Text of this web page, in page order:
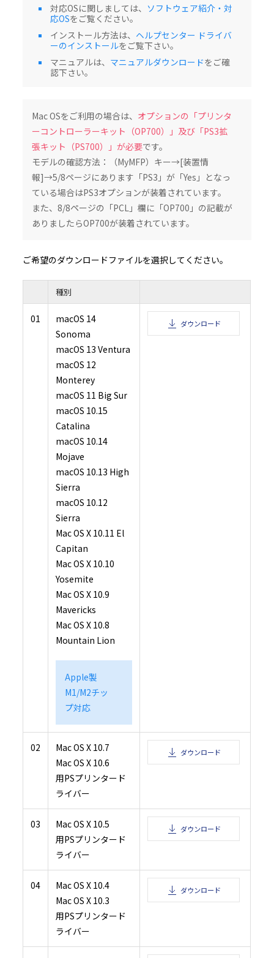
証、責任の制限等を含む本契約書の条項に同意したものとします。本契約書の条項に
場合は、本ソフトウェアをダウンロード、インストール及び使用することはできませ
２．知的財産権及び所有権
2.1 本ソフトウェアは著作物として各国の国内法及び複数の国際条約によって保護さ
2.2 本ソフトウェアに関する著作権その他関連する知的財産権及び所有権の一切は、
村田機械のライセンサーに帰属するものとします。
３．ライセンス許諾
本契約書の全条項に従い、村田機械は、対応する村田機械の、又は村田機械が承認し
び通信機器の機能を少なくとも一つを備えた機器（以下、「本製品」という）を、本
4.1 お客様は、本契約書の条項に従って本ソフトウェアを使用するものとします。
4.2 お客様は、インストールガイド、製品マニュアル、「ReadMe」ファイル等の補
された、又は別の方法で伝えられた、技術説明、制限事項、注意点に従って本ソフト
するものとします。お客様は、本ソフトウェアを本製品以外の備品・機器と共に使用
品内に保存されたデータのバックアップを作成する等、データの管理保全のために必
4.3 お客様は、お客様の所属する企業又は団体のために本ソフトウェアをインストー
その所属する企業又は団体内の全ユーザー（本ソフトウェア及び本製品の全ユーザー
本契約書の内容を伝達しなければなりません。
4.4 お客様は、村田機械又は村田機械のライセンサーが、事前に通知すること無く本
をいつでもアップデート又は変更することが可能である旨を承認したものとします。
５．禁止事項
5.1 お客様は、本ソフトウェアを複製、翻訳、改変、翻案、修正、リバースエンジニ
コンパイル又は逆アセンブルしてはなりません。
5.2 お客様は、いかなる第三者に対しても、記録媒体、通信回線、又はその他の方法
６．保証及び責任の制限
保証するものではなく、村田機械は、本ソフトウェアの機能、性能及び品質がお客様
適合することを、明示たると黙示たるとを問わず、何らの保証も致しません。
6.2 本ソフトウェアは、お客様に事前に通知することなく、村田機械又は村田機械の
によりアップデート又は変更されることがありますが、その場合でも、前項同様、お
の機能、性能及び品質がお客様の特定目的に適合することを、明示たると黙示たると
らの保証も致しません。なお、アップデート又は変更に関する情報提供につきまして
性、提供時期、提供方法等すべて村田機械の裁量により決定させていただきます。
6.3 お客様が、本ソフトウェアの誤りを発見し、村田機械に対して、当該欠陥につき
施すよう努力するものとします。
顧客に何らかの損害（直接的損害、結果的損害、付随的損害、逸失利益、営業利益の
たデータ等の損失、その他の損失等を含みますが、これらに限定されるものではあり
じた場合でも、一切その責任を負いません。但し、当該損害が村田機械若しくは村田
ンサーの故意又は重大な過失により生じた場合は、この限りではありません。
6.5 村田機械及び村田機械のライセンサーは、本ソフトウェアに関し、第三者の特許
の他の知的財産権に対する侵害がないことを保証するものではなく、お客様が本ソフ
し、第三者から知的財産権侵害の主張（警告、訴訟提起を含む）を受けた場合におい
客様に提供した時点（村田機械がお客様に本ソフトウェアを含む記録媒体を譲渡した
場合は、この限りではありません。
6.6 6.4項但書、6.5項但書又は法令により村田機械及び村田機械のライセンサーが損
負う場合においても、社会通念上、当該種類の債務不履行、不法行為等から直接かつ
通常発生するものと考えられる損害（いわゆる通常損害）を超える損害については責
７．契約期間
7.1 お客様が、本ソフトウェアをダウンロード、インストール又は使用するという形
7.2 お客様は、本ソフトウェアをアンインストールし、保有するすべての複製を破棄
7.3 村田機械は、お客様が本契約書の条項に違反した場合、何らの催告を要せず、い
トールしなければなりません。
８．準拠法
お客様は、契約の締結の有無に関するすべての紛争も含め、本契約、及び本契約に起
くは関連するいかなる紛争も、日本法に準拠し、日本法に従って解釈されること、ま
び本契約に起因・関連するいかなる紛争も、大阪地方裁判所の専属的管轄権に服する
るものとします。
９．輸出規制
本ソフトウェアは、日本国及び米国の輸出規制法の対象となります。お客様は、本ソ
１０．米国政府機関のエンドユーザーへの注意
本ソフトウェアは48 CFR 2.101（2007年10月）において定義される「商用品目」で、48
ーソフトウェア文書類」からなるものです。48 CFR 12.212 （2007年10月）及び48
ら227.7202-4（2007年1月）までに従い、すべての米国政府機関のエンドユーザーが、
トウェアの使用は、本ソフトウェアが「商用コンピューターソフトウェア」及び「商
に関する承諾を構成するものとみなされます。
１１．本契約書の変更
11.1 村田機械は以下の場合に、村田機械の裁量により、本契約書を変更することがで
（１）本契約書の変更が、お客様の一般の利益に適合するとき。
（２）本契約書の変更が、契約をした目的に反せず、かつ、変更の必要性、変更後の
11.2 村田機械は前項による本契約書の変更にあたり、変更後の本契約書の効力発生
までに、本契約書を変更する旨及び変更後の本契約書の内容とその効力発生日を当社
１２．分離可能性
本契約書の一部が、司法上又は行政上の決定により、無効、違法又は法的強制力がな
合は、かかる部分は削除されるものとし、本契約書における他のいかなる条項ならび
性及び法的強制力にも一切影響を与えるものではありません。
対応OSに関しましては、 ソフトウェア紹介・対
応OSをご覧ください。
インストール方法は、 ヘルプセンター ドライバ
ーのインストールをご覧下さい。
マニュアルは、 マニュアルダウンロードをご確
認下さい。
Mac OSをご利用の場合は、 オプションの「プリンタ
ーコントローラーキット（OP700）」及び「PS3拡
張キット（PS700）」が必要です。
モデルの確認方法：（MyMFP）キー→[装置情
報]→5/8ページにあります「PS3」が「Yes」となっ
ている場合はPS3オプションが装着されています。
また、8/8ページの「PCL」欄に「OP700」の記載が
ありましたらOP700が装着されています。
ご希望のダウンロードファイルを選択してください。
種別
01
macOS 14
Sonoma
macOS 13 Ventura
macOS 12
Monterey
macOS 11 Big Sur
macOS 10.15
Catalina
macOS 10.14
Mojave
macOS 10.13 High
Sierra
macOS 10.12
Sierra
Mac OS X 10.11 El
Capitan
Mac OS X 10.10
Yosemite
Mac OS X 10.9
Mavericks
Mac OS X 10.8
Mountain Lion
Apple製
M1/M2チッ
プ対応
ダウンロード
02
Mac OS X 10.7
Mac OS X 10.6
用PSプリンタード
ライバー
ダウンロード
03
Mac OS X 10.5
用PSプリンタード
ライバー
ダウンロード
04
Mac OS X 10.4
Mac OS X 10.3
用PSプリンタード
ライバー
ダウンロード